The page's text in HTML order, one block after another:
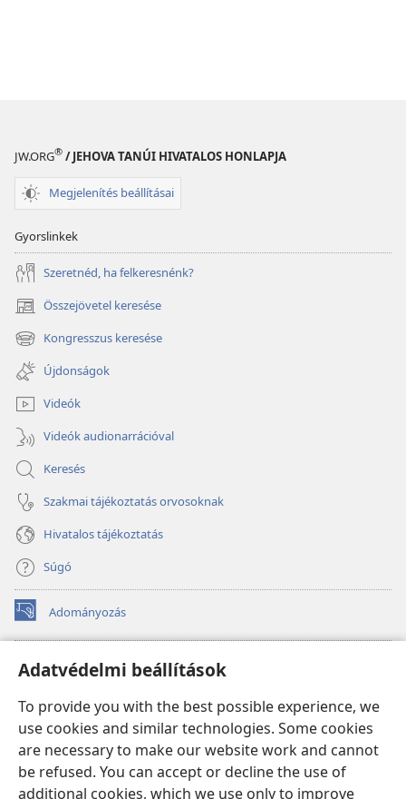
Adatvédelmi beállítások
To provide you with the best possible experience, we
use cookies and similar technologies. Some cookies
are necessary to make our website work and cannot
be refused. You can accept or decline the use of
additional cookies, which we use only to improve
JW.ORG® / JEHOVA TANÚI HIVATALOS HONLAPJA
Megjelenítés beállításai
Gyorslinkek
Szeretnéd, ha felkeresnénk?
Összejövetel keresése
(opens
new
window)
Kongresszus keresése
(opens
new
window)
Újdonságok
Videók
Videók audionarrációval
Keresés
Szakmai tájékoztatás orvosoknak
Hivatalos tájékoztatás
Súgó
Adományozás
(opens
new
Őrtorony ONLINE KÖNYVTÁR
(opens
window)JW Hub
(opens
new
window)JW Library
Watchtower Library